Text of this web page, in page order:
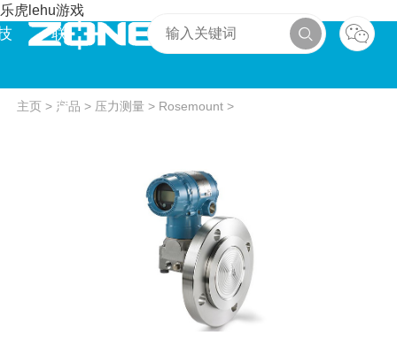
乐虎lehu游戏
联
系
主页 > 产品 > 压力测量 > Rosemount >